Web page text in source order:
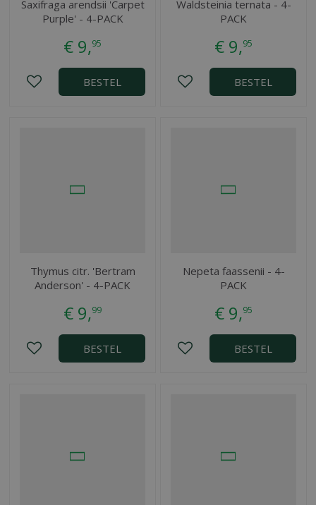
Saxifraga arendsii 'Carpet
Purple' - 4-PACK
€ 9,95
BESTEL
Waldsteinia ternata - 4-
PACK
€ 9,95
BESTEL
Thymus citr. 'Bertram
Anderson' - 4-PACK
€ 9,99
BESTEL
Nepeta faassenii - 4-
PACK
€ 9,95
BESTEL